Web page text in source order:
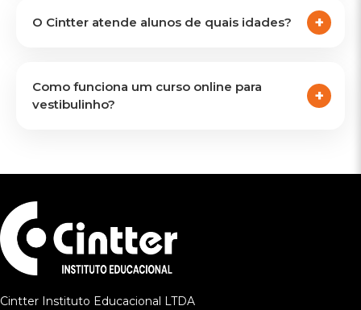
O Cintter atende alunos de quais idades?
Como funciona um curso online para
vestibulinho?
Cintter Instituto Educacional LTDA